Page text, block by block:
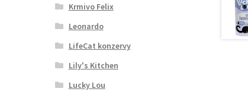
Krmivo Felix
Leonardo
LifeCat konzervy
Lily's Kitchen
Lucky Lou